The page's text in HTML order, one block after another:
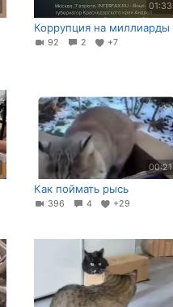
01:33
Коррупция на миллиарды
92 2 +7
00:21
Как поймать рысь
396 4 +29